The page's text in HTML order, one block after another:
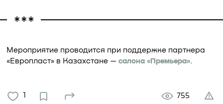
Мероприятие проводится при поддержке партнера
«Европласт» в Казахстане — салона «Премьера».
1 755